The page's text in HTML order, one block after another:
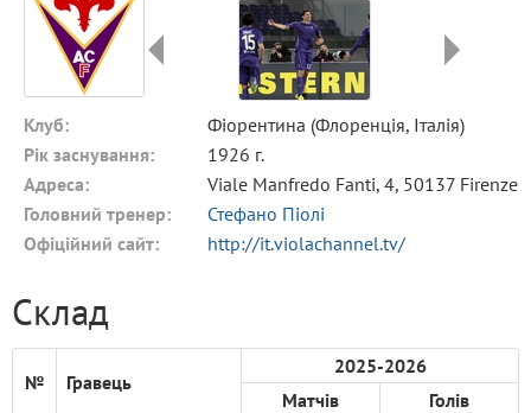
Клуб:
Фіорентина (Флоренція, Італія)
Рік заснування:
1926 г.
Адреса:
Viale Manfredo Fanti, 4, 50137 Firenze
Головний тренер:
Стефано Піолі
Офіційний сайт:
http://it.violachannel.tv/
Склад
№ Гравець
2025-2026
Матчів
Голів